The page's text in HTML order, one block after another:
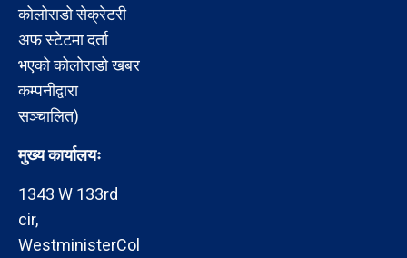
कोलोराडो सेक्रेटरी
अफ स्टेटमा दर्ता
भएको कोलोराडो खबर
कम्पनीद्वारा
सञ्चालित)
मुख्य कार्यालयः
1343 W 133rd
cir,
WestministerCol